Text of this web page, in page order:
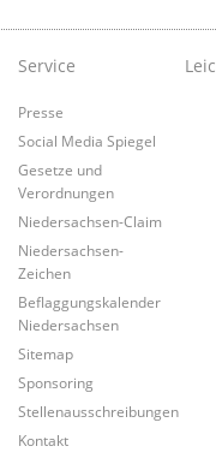
Service
Presse
Social Media Spiegel
Gesetze und
Verordnungen
Niedersachsen-Claim
Niedersachsen-
Zeichen
Beflaggungskalender
Niedersachsen
Sitemap
Sponsoring
Stellenausschreibungen
Kontakt